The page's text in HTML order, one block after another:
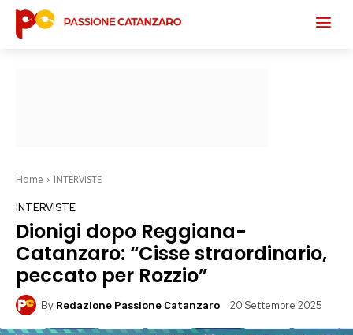
Home INTERVISTE
INTERVISTE
Dionigi dopo Reggiana-
Catanzaro: “Cisse straordinario,
peccato per Rozzio”
By Redazione Passione Catanzaro 20 Settembre 2025